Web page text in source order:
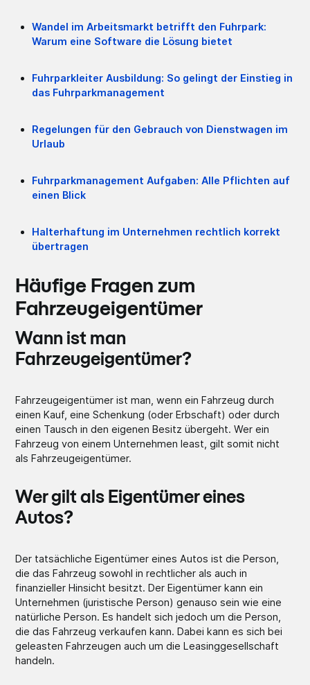
Wandel im Arbeitsmarkt betrifft den Fuhrpark:
Warum eine Software die Lösung bietet
Fuhrparkleiter Ausbildung: So gelingt der Einstieg in
das Fuhrparkmanagement
Regelungen für den Gebrauch von Dienstwagen im
Urlaub
Fuhrparkmanagement Aufgaben: Alle Pflichten auf
einen Blick
Halterhaftung im Unternehmen rechtlich korrekt
übertragen
Häufige Fragen zum
Fahrzeugeigentümer
Wann ist man
Fahrzeugeigentümer?
Fahrzeugeigentümer ist man, wenn ein Fahrzeug durch
einen Kauf, eine Schenkung (oder Erbschaft) oder durch
einen Tausch in den eigenen Besitz übergeht. Wer ein
Fahrzeug von einem Unternehmen least, gilt somit nicht
als Fahrzeugeigentümer.
Wer gilt als Eigentümer eines
Autos?
Der tatsächliche Eigentümer eines Autos ist die Person,
die das Fahrzeug sowohl in rechtlicher als auch in
finanzieller Hinsicht besitzt. Der Eigentümer kann ein
Unternehmen (juristische Person) genauso sein wie eine
natürliche Person. Es handelt sich jedoch um die Person,
die das Fahrzeug verkaufen kann. Dabei kann es sich bei
geleasten Fahrzeugen auch um die Leasinggesellschaft
handeln.